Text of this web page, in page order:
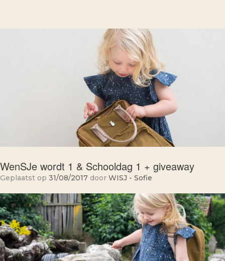
WenSJe wordt 1 & Schooldag 1 + giveaway
Geplaatst op 31/08/2017 door WISJ - Sofie